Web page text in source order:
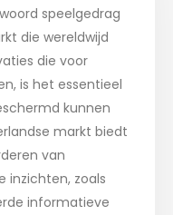
speelgedrag
die wereldwijd
die voor
is het essentieel
kunnen
markt biedt
van
inzichten, zoals
informatieve